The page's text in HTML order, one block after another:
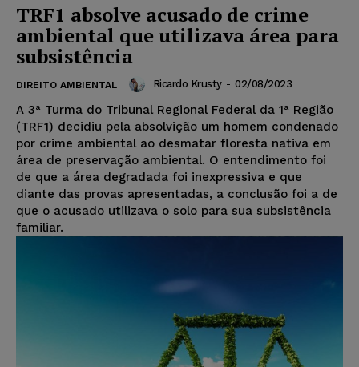
TRF1 absolve acusado de crime
ambiental que utilizava área para
subsistência
DIREITO AMBIENTAL Ricardo Krusty - 02/08/2023
A 3ª Turma do Tribunal Regional Federal da 1ª Região
(TRF1) decidiu pela absolvição um homem condenado
por crime ambiental ao desmatar floresta nativa em
área de preservação ambiental. O entendimento foi
de que a área degradada foi inexpressiva e que
diante das provas apresentadas, a conclusão foi a de
que o acusado utilizava o solo para sua subsistência
familiar.